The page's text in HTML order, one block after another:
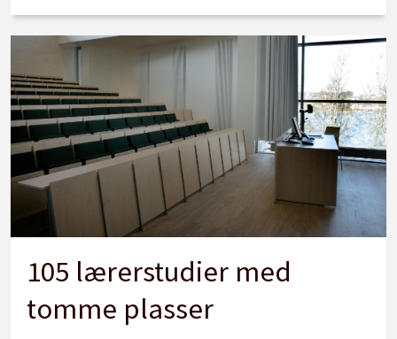
105 lærerstudier med
tomme plasser